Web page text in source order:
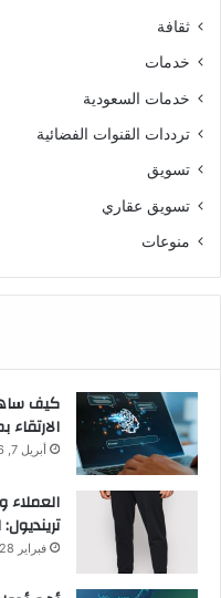
ثقافة
خدمات
خدمات السعودية
ترددات القنوات الفضائية
تسويق
تسويق عقاري
منوعات
كيف
أبريل 7, 2026
العملاء
فبراير 28, 2026